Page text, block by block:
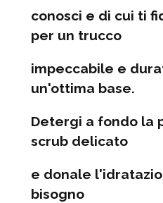
conosci e di cui ti
per un trucco
impeccabile e
un'ottima base.
Detergi a fondo la
scrub delicato
e donale
bisogno